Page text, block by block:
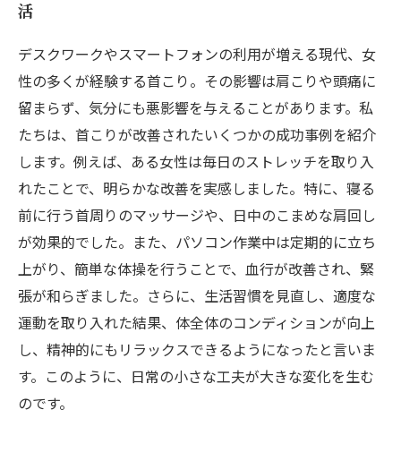
活
デスクワークやスマートフォンの利用が増える現代、女
性の多くが経験する首こり。その影響は肩こりや頭痛に
留まらず、気分にも悪影響を与えることがあります。私
たちは、首こりが改善されたいくつかの成功事例を紹介
します。例えば、ある女性は毎日のストレッチを取り入
れたことで、明らかな改善を実感しました。特に、寝る
前に行う首周りのマッサージや、日中のこまめな肩回し
が効果的でした。また、パソコン作業中は定期的に立ち
上がり、簡単な体操を行うことで、血行が改善され、緊
張が和らぎました。さらに、生活習慣を見直し、適度な
運動を取り入れた結果、体全体のコンディションが向上
し、精神的にもリラックスできるようになったと言いま
す。このように、日常の小さな工夫が大きな変化を生む
のです。